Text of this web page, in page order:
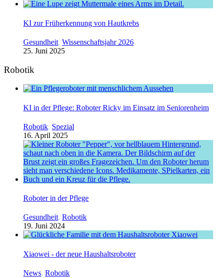
KI zur Früherkennung von Hautkrebs
Gesundheit, Wissenschaftsjahr 2026
25. Juni 2025
Robotik
KI in der Pflege: Roboter Ricky im Einsatz im Seniorenheim
Robotik, Spezial
16. April 2025
Roboter in der Pflege
Gesundheit, Robotik
19. Juni 2024
Xiaowei - der neue Haushaltsroboter
News, Robotik